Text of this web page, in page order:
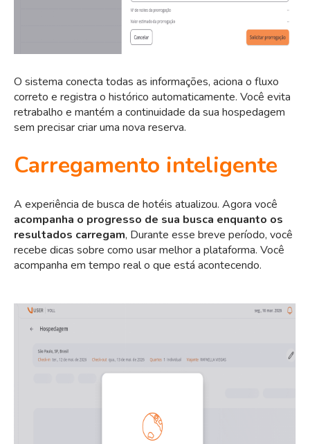
O sistema conecta todas as informações, aciona o fluxo
correto e registra o histórico automaticamente. Você evita
retrabalho e mantém a continuidade da sua hospedagem
sem precisar criar uma nova reserva.
Carregamento inteligente
A experiência de busca de hotéis atualizou. Agora você
acompanha o progresso de sua busca enquanto os
resultados carregam, Durante esse breve período, você
recebe dicas sobre como usar melhor a plataforma. Você
acompanha em tempo real o que está acontecendo.